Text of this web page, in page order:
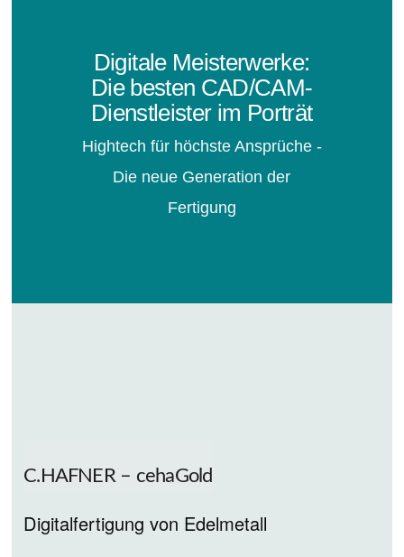
Digitale Meisterwerke:
Die besten CAD/CAM-
Dienstleister im Porträt
Hightech für höchste Ansprüche -
Die neue Generation der
Fertigung
C.HAFNER – cehaGold
Digitalfertigung von Edelmetall